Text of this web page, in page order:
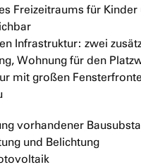
Freizeitraums für Kinder
Infrastruktur: zwei
Wohnung für den
mit großen
vorhandener
und Belichtung